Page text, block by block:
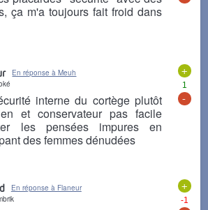
ça m'a toujours fait froid dans
+
1
-
En réponse à Meuh
interne du cortège plutôt
et conservateur pas facile
les pensées impures en
des femmes dénudées
+
-1
En réponse à Flaneur